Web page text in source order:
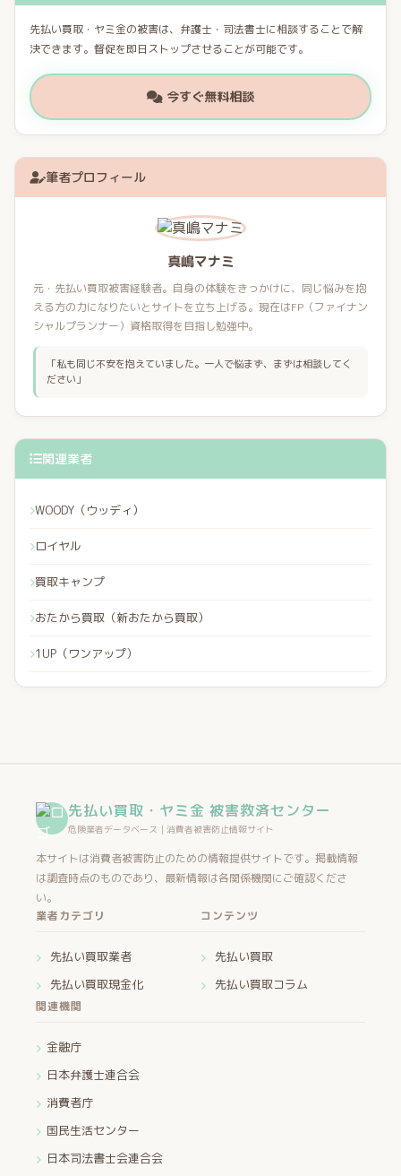
先払い買取・ヤミ金の被害は、弁護士・司法書士に相談することで解
決できます。督促を即日ストップさせることが可能です。
今すぐ無料相談
筆者プロフィール
真嶋マナミ
元・先払い買取被害経験者。自身の体験をきっかけに、同じ悩みを抱
える方の力になりたいとサイトを立ち上げる。現在はFP（ファイナン
シャルプランナー）資格取得を目指し勉強中。
「私も同じ不安を抱えていました。一人で悩まず、まずは相談してく
ださい」
関連業者
WOODY（ウッディ）
ロイヤル
買取キャンプ
おたから買取（新おたから買取）
1UP（ワンアップ）
先払い買取・ヤミ金 被害救済センター
危険業者データベース｜消費者被害防止情報サイト
本サイトは消費者被害防止のための情報提供サイトです。掲載情報
は調査時点のものであり、最新情報は各関係機関にご確認くださ
い。
業者カテゴリ
先払い買取業者
先払い買取現金化
コンテンツ
先払い買取
先払い買取コラム
関連機関
金融庁
日本弁護士連合会
消費者庁
国民生活センター
日本司法書士会連合会